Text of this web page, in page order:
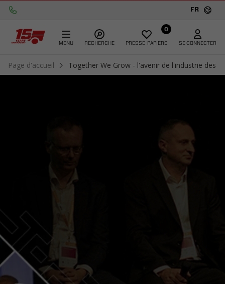
FR
MENU RECHERCHE
0
PRESSE-PAPIERS SE CONNECTER
Page d'accueil Together We Grow - l'avenir de l'industrie des